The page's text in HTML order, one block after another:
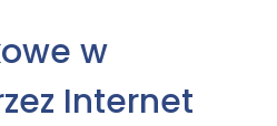
w
Internet